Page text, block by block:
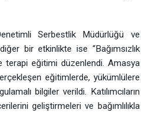
Serbestlik Müdürlüğü ve
bir etkinlikte ise “Bağımsızlık
terapi eğitimi düzenlendi. Amasya
eğitimlerde, yükümlülere
bilgiler verildi. Katılımcıların
geliştirmeleri ve bağımlılıkla